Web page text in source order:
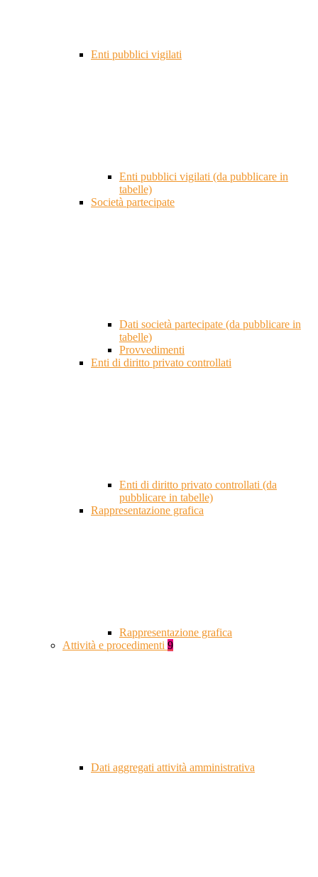
Enti pubblici vigilati
Enti pubblici vigilati (da pubblicare in
tabelle)
Società partecipate
Dati società partecipate (da pubblicare in
tabelle)
Provvedimenti
Enti di diritto privato controllati
Enti di diritto privato controllati (da
pubblicare in tabelle)
Rappresentazione grafica
Rappresentazione grafica
Attività e procedimenti 9
Dati aggregati attività amministrativa